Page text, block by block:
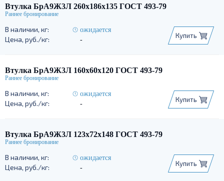
Втулка БрА9Ж3Л 260х186х135 ГОСТ 493-79
ожидается
-
Купить
Втулка БрА9Ж3Л 160х60х120 ГОСТ 493-79
ожидается
-
Купить
Втулка БрА9Ж3Л 123х72х148 ГОСТ 493-79
ожидается
-
Купить